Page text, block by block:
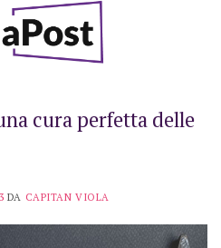
cura perfetta delle
DA CAPITAN VIOLA